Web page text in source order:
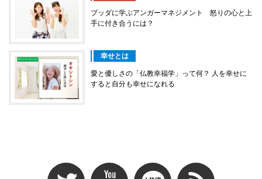
ブッダに学ぶアンガーマネジメント 怒りの心と上
手に付き合うには？
幸せとは
愛と優しさの「仏教幸福学」って何？ 人を幸せに
すると自分も幸せになれる